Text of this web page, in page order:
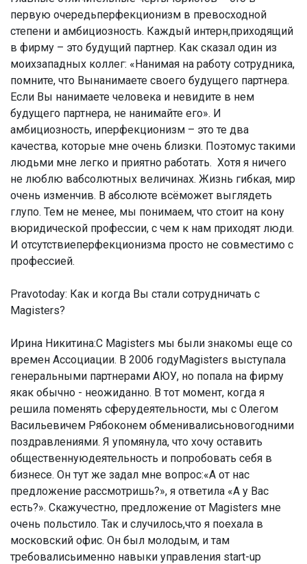
первую очередьперфекционизм в превосходной
степени и амбициозность. Каждый интерн,приходящий
в фирму – это будущий партнер. Как сказал один из
моихзападных коллег: «Нанимая на работу сотрудника,
помните, что Вынанимаете своего будущего партнера.
Если Вы нанимаете человека и невидите в нем
будущего партнера, не нанимайте его». И
амбициозность, иперфекционизм – это те два
качества, которые мне очень близки. Поэтомус такими
людьми мне легко и приятно работать. Хотя я ничего
не люблю вабсолютных величинах. Жизнь гибкая, мир
очень изменчив. В абсолюте всёможет выглядеть
глупо. Тем не менее, мы понимаем, что стоит на кону
вюридической профессии, с чем к нам приходят люди.
И отсутствиеперфекционизма просто не совместимо с
профессией.
Pravotoday: Как и когда Вы стали сотрудничать с
Magisters?
Ирина Никитина:С Magisters мы были знакомы еще со
времен Ассоциации. В 2006 годуMagisters выступала
генеральными партнерами АЮУ, но попала на фирму
якак обычно - неожиданно. В тот момент, когда я
решила поменять сферудеятельности, мы с Олегом
Васильевичем Рябоконем обменивалисьновогодними
поздравлениями. Я упомянула, что хочу оставить
общественнуюдеятельность и попробовать себя в
бизнесе. Он тут же задал мне вопрос:«А от нас
предложение рассмотришь?», я ответила «А у Вас
есть?». Скажучестно, предложение от Magisters мне
очень польстило. Так и случилось,что я поехала в
московский офис. Он был молодым, и там
требовалисьименно навыки управления start-up